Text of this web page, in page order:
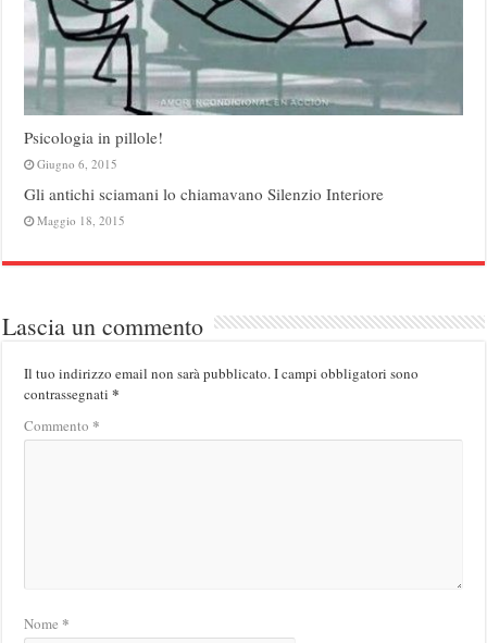
Psicologia in pillole!
Giugno 6, 2015
Gli antichi sciamani lo chiamavano Silenzio Interiore
Maggio 18, 2015
Lascia un commento
Il tuo indirizzo email non sarà pubblicato.I campi obbligatori sono
contrassegnati*
Commento *
Nome *